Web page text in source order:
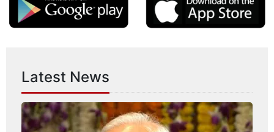
Latest News